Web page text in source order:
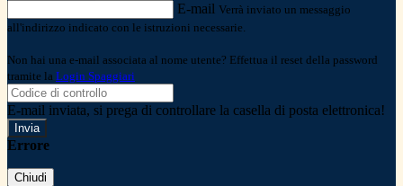
E-mail Verrà inviato un messaggio
all'indirizzo indicato con le istruzioni necessarie.
Non hai una e-mail associata al nome utente? Effettua il reset della password
tramite la Login Spaggiari
E-mail inviata, si prega di controllare la casella di posta elettronica!
Errore
Chiudi